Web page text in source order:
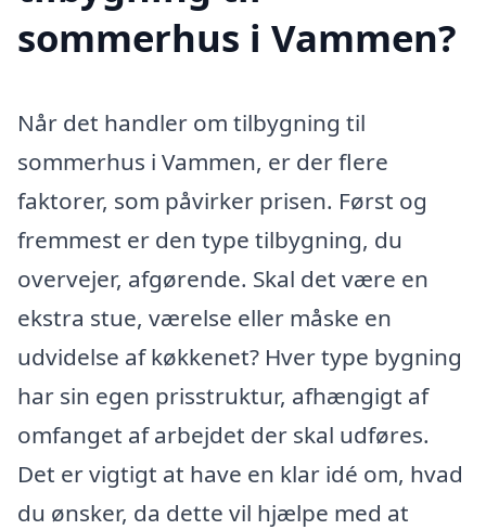
sommerhus i Vammen?
Når det handler om tilbygning til
sommerhus i Vammen, er der flere
faktorer, som påvirker prisen. Først og
fremmest er den type tilbygning, du
overvejer, afgørende. Skal det være en
ekstra stue, værelse eller måske en
udvidelse af køkkenet? Hver type bygning
har sin egen prisstruktur, afhængigt af
omfanget af arbejdet der skal udføres.
Det er vigtigt at have en klar idé om, hvad
du ønsker, da dette vil hjælpe med at